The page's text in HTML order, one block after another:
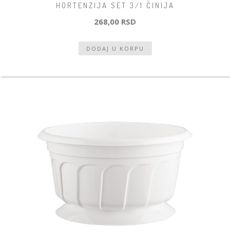
HORTENZIJA SET 3/1 ČINIJA
268,00 RSD